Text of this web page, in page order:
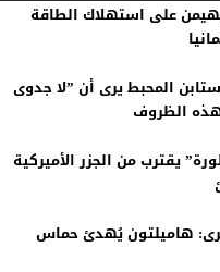
على استهلاك الطاقة
المحبط يرى أن ”لا جدوى
الظروف
يقترب من الجزر الأميركية
هاميلتون يُهدئ حماس